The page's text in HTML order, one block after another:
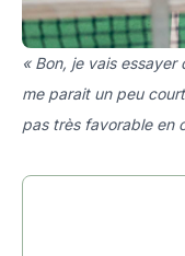
« Bon, je vais essayer
me parait un peu
pas très favorable en